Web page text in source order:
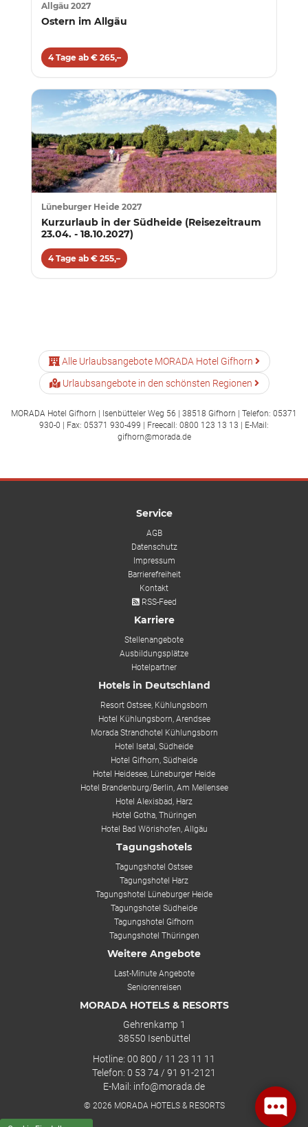
Allgäu 2027
Ostern im Allgäu
4 Tage ab € 265,–
Lüneburger Heide 2027
Kurzurlaub in der Südheide (Reisezeitraum
23.04. - 18.10.2027)
4 Tage ab € 255,–
Alle Urlaubsangebote MORADA Hotel Gifhorn
Urlaubsangebote in den schönsten Regionen
MORADA Hotel Gifhorn | Isenbütteler Weg 56 | 38518 Gifhorn | Telefon: 05371
930-0 | Fax: 05371 930-499 | Freecall: 0800 123 13 13 | E-Mail:
gifhorn@morada.de
Service
AGB
Datenschutz
Impressum
Barrierefreiheit
Kontakt
RSS-Feed
Karriere
Stellenangebote
Ausbildungsplätze
Hotelpartner
Hotels in Deutschland
Resort Ostsee, Kühlungsborn
Hotel Kühlungsborn, Arendsee
Morada Strandhotel Kühlungsborn
Hotel Isetal, Südheide
Hotel Gifhorn, Südheide
Hotel Heidesee, Lüneburger Heide
Hotel Brandenburg/Berlin, Am Mellensee
Hotel Alexisbad, Harz
Hotel Gotha, Thüringen
Hotel Bad Wörishofen, Allgäu
Tagungshotels
Tagungshotel Ostsee
Tagungshotel Harz
Tagungshotel Lüneburger Heide
Tagungshotel Südheide
Tagungshotel Gifhorn
Tagungshotel Thüringen
Weitere Angebote
Last-Minute Angebote
Seniorenreisen
MORADA HOTELS & RESORTS
Gehrenkamp 1
38550 Isenbüttel
Hotline: 00 800 / 11 23 11 11
Telefon: 0 53 74 / 91 91-2121
E-Mail: info@morada.de
© 2026 MORADA HOTELS & RESORTS